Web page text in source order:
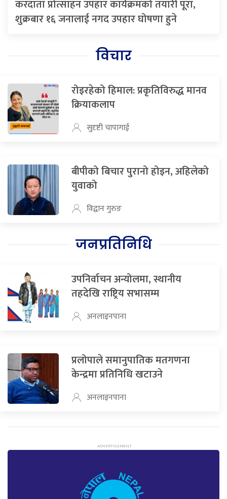
करदाता प्रोत्साहन उपहार कार्यक्रमको तयारी पूरा,
शुक्रबार १६ जनालाई नगद उपहार घोषणा हुने
विचार
रोइरहेको हिमाल: प्रकृतिविरुद्ध मानव
क्रियाकलाप
सुदृष्टी चापागाई
बीपीको बिचार पुरानो होइन, अहिलेको
युवाको
विद्वान गुरुङ
जनप्रतिनिधि
उपनिर्वाचन अन्योलमा, स्थानीय
तहदेखि राष्ट्रिय सभासम्म
अनलाइनपाना
प्रलोपाले समानुपातिक मतगणना
केन्द्रमा प्रतिनिधि खटाउने
अनलाइनपाना